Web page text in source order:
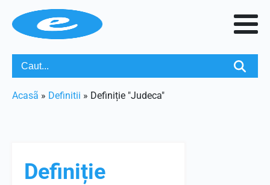
Acasã » Definitii » Definiție "Judeca"
Definiție